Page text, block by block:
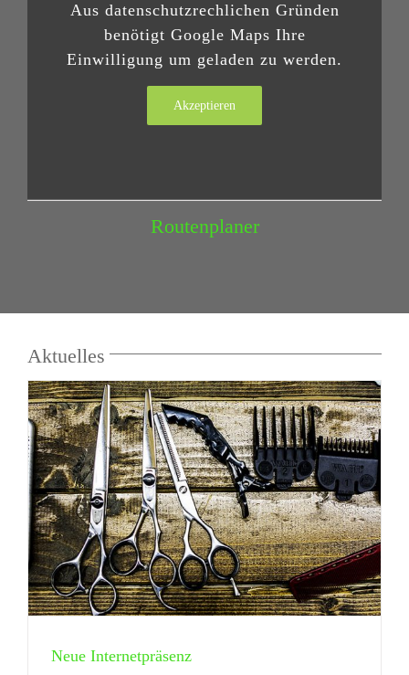
Aus datenschutzrechlichen Gründen
benötigt Google Maps Ihre
Einwilligung um geladen zu werden.
Akzeptieren
Routenplaner
Aktuelles
Neue Internetpräsenz